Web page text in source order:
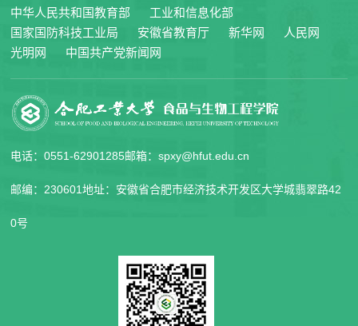
中华人民共和国教育部
工业和信息化部
国家国防科技工业局
安徽省教育厅 新华网
人民网
光明网
中国共产党新闻网
电话：0551-62901285邮箱：spxy@hfut.edu.cn
邮编：230601地址：安徽省合肥市经济技术开发区大学城翡翠路42
0号